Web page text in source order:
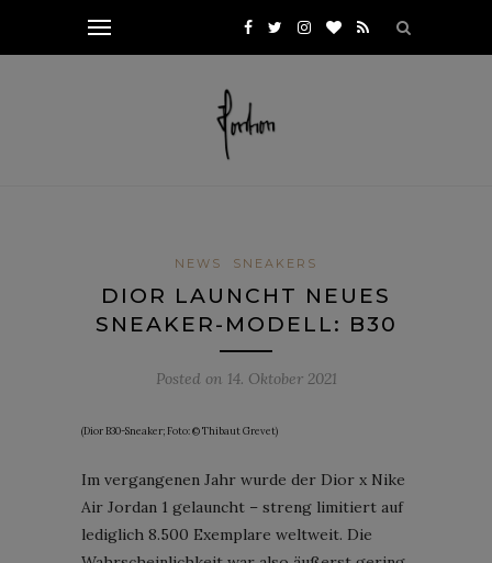
NEWS SNEAKERS
DIOR LAUNCHT NEUES
SNEAKER-MODELL: B30
Posted on 14. Oktober 2021
(Dior B30-Sneaker; Foto: © Thibaut Grevet)
Im vergangenen Jahr wurde der Dior x Nike
Air Jordan 1 gelauncht – streng limitiert auf
lediglich 8.500 Exemplare weltweit. Die